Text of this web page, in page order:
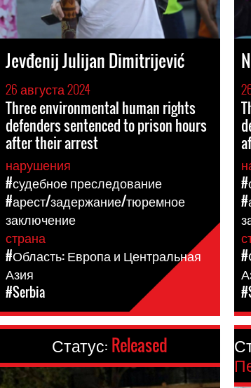
Jevđenij Julijan Dimitrijević
26 августа 2024
Three environmental human rights
defenders sentenced to prison hours
after their arrest
нарушения
#судебное преследование
#арест/задержание/тюремное
заключение
страна
#Область: Европа и Центральная
Азия
#Serbia
Статус: Released